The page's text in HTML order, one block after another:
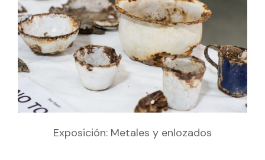
Exposición: Metales y enlozados